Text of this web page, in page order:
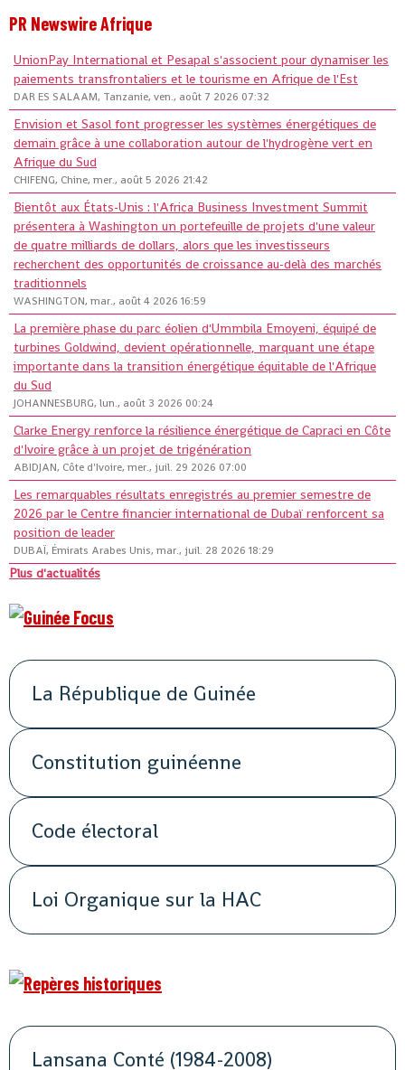
PR Newswire Afrique
UnionPay International et Pesapal s'associent pour dynamiser les
paiements transfrontaliers et le tourisme en Afrique de l'Est
DAR ES SALAAM, Tanzanie, ven., août 7 2026 07:32
Envision et Sasol font progresser les systèmes énergétiques de
demain grâce à une collaboration autour de l'hydrogène vert en
Afrique du Sud
CHIFENG, Chine, mer., août 5 2026 21:42
Bientôt aux États-Unis : l'Africa Business Investment Summit
présentera à Washington un portefeuille de projets d'une valeur
de quatre milliards de dollars, alors que les investisseurs
recherchent des opportunités de croissance au-delà des marchés
traditionnels
WASHINGTON, mar., août 4 2026 16:59
La première phase du parc éolien d'Ummbila Emoyeni, équipé de
turbines Goldwind, devient opérationnelle, marquant une étape
importante dans la transition énergétique équitable de l'Afrique
du Sud
JOHANNESBURG, lun., août 3 2026 00:24
Clarke Energy renforce la résilience énergétique de Capraci en Côte
d'Ivoire grâce à un projet de trigénération
ABIDJAN, Côte d'Ivoire, mer., juil. 29 2026 07:00
Les remarquables résultats enregistrés au premier semestre de
2026 par le Centre financier international de Dubaï renforcent sa
position de leader
DUBAÏ, Émirats Arabes Unis, mar., juil. 28 2026 18:29
Plus d'actualités
La République de Guinée
Constitution guinéenne
Code électoral
Loi Organique sur la HAC
Lansana Conté (1984-2008)